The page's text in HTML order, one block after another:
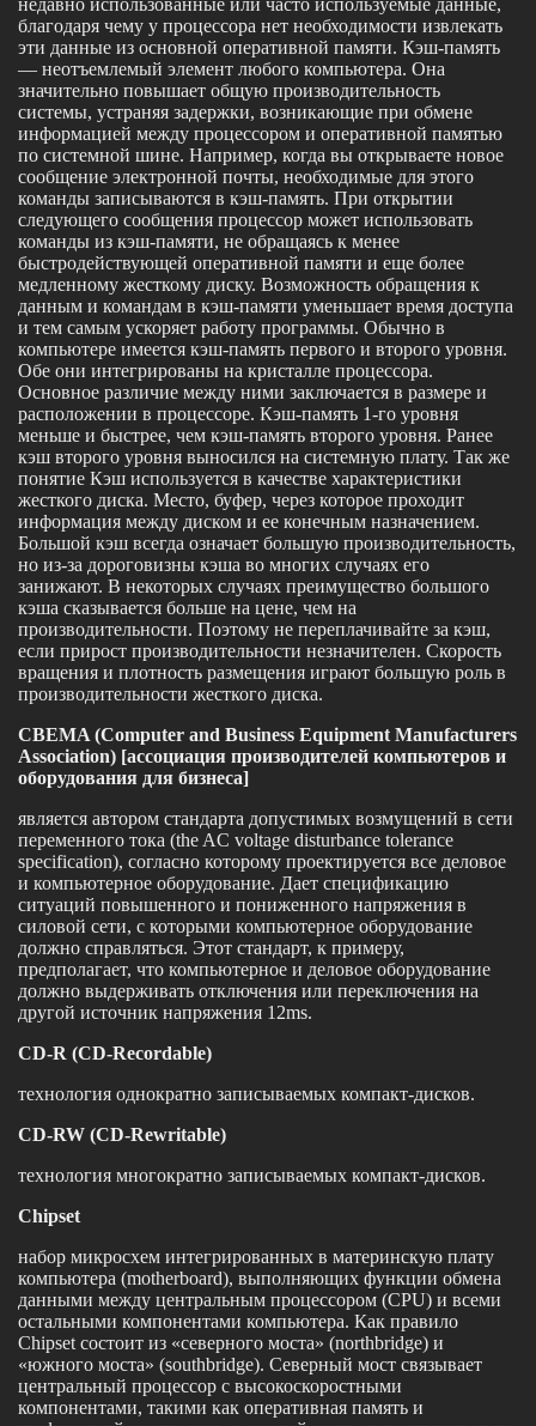
благодаря чему у процессора нет необходимости извлекать
эти данные из основной оперативной памяти. Кэш-память
— неотъемлемый элемент любого компьютера. Она
значительно повышает общую производительность
системы, устраняя задержки, возникающие при обмене
информацией между процессором и оперативной памятью
по системной шине. Например, когда вы открываете новое
сообщение электронной почты, необходимые для этого
команды записываются в кэш-память. При открытии
следующего сообщения процессор может использовать
команды из кэш-памяти, не обращаясь к менее
быстродействующей оперативной памяти и еще более
медленному жесткому диску. Возможность обращения к
данным и командам в кэш-памяти уменьшает время доступа
и тем самым ускоряет работу программы. Обычно в
компьютере имеется кэш-память первого и второго уровня.
Обе они интегрированы на кристалле процессора.
Основное различие между ними заключается в размере и
расположении в процессоре. Кэш-память 1-го уровня
меньше и быстрее, чем кэш-память второго уровня. Ранее
кэш второго уровня выносился на системную плату. Так же
понятие Кэш используется в качестве характеристики
жесткого диска. Место, буфер, через которое проходит
информация между диском и ее конечным назначением.
Большой кэш всегда означает большую производительность,
но из-за дороговизны кэша во многих случаях его
занижают. В некоторых случаях преимущество большого
кэша сказывается больше на цене, чем на
производительности. Поэтому не переплачивайте за кэш,
если прирост производительности незначителен. Скорость
вращения и плотность размещения играют большую роль в
производительности жесткого диска.
CBEMA (Computer and Business Equipment Manufacturers
Association) [ассоциация производителей компьютеров и
оборудования для бизнеса]
является автором стандарта допустимых возмущений в сети
переменного тока (the AC voltage disturbance tolerance
specification), согласно которому проектируется все деловое
и компьютерное оборудование. Дает спецификацию
ситуаций повышенного и пониженного напряжения в
силовой сети, с которыми компьютерное оборудование
должно справляться. Этот стандарт, к примеру,
предполагает, что компьютерное и деловое оборудование
должно выдерживать отключения или переключения на
другой источник напряжения 12ms.
CD-R (CD-Recordable)
технология однократно записываемых компакт-дисков.
CD-RW (CD-Rewritable)
технология многократно записываемых компакт-дисков.
Chipset
набор микросхем интегрированных в материнскую плату
компьютера (motherboard), выполняющих функции обмена
данными между центральным процессором (CPU) и всеми
остальными компонентами компьютера. Как правило
Chipset состоит из «северного моста» (northbridge) и
«южного моста» (southbridge). Cеверный мост связывает
центральный процессор с высокоскоростными
компонентами, такими как оперативная память и